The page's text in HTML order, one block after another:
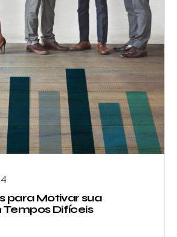
para Motivar sua
Tempos Difíceis